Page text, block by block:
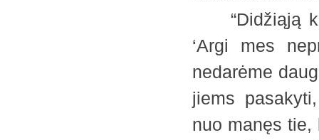
“Didžiąją
‘Argi mes
nedarėme
jiems
nuo manęs tie,